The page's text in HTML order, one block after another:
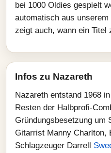
bei 1000 Oldies gespielt
automatisch aus
zeigt auch, wann ein
Infos zu Nazareth
Nazareth entstand 1968
Resten der Halbprofi-
Gründungsbesetzung um
Gitarrist Manny Charlton,
Schlagzeuger Darrell